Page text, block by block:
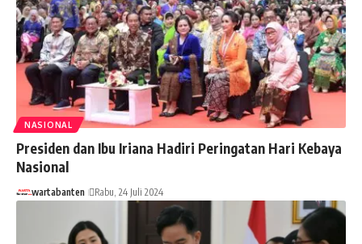
NASIONAL
Presiden dan Ibu Iriana Hadiri Peringatan Hari Kebaya
Nasional
wartabanten Rabu, 24 Juli 2024